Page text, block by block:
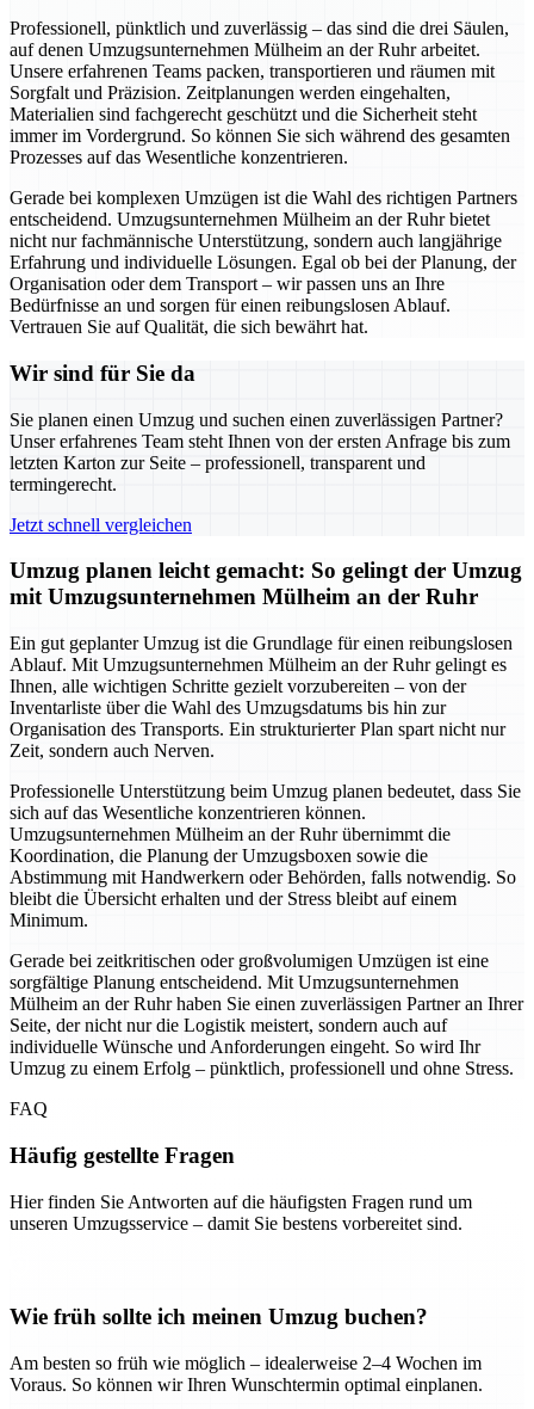
Professionell, pünktlich und zuverlässig – das sind die drei Säulen,
auf denen Umzugsunternehmen Mülheim an der Ruhr arbeitet.
Unsere erfahrenen Teams packen, transportieren und räumen mit
Sorgfalt und Präzision. Zeitplanungen werden eingehalten,
Materialien sind fachgerecht geschützt und die Sicherheit steht
immer im Vordergrund. So können Sie sich während des gesamten
Prozesses auf das Wesentliche konzentrieren.
Gerade bei komplexen Umzügen ist die Wahl des richtigen Partners
entscheidend. Umzugsunternehmen Mülheim an der Ruhr bietet
nicht nur fachmännische Unterstützung, sondern auch langjährige
Erfahrung und individuelle Lösungen. Egal ob bei der Planung, der
Organisation oder dem Transport – wir passen uns an Ihre
Bedürfnisse an und sorgen für einen reibungslosen Ablauf.
Vertrauen Sie auf Qualität, die sich bewährt hat.
Wir sind für Sie da
Sie planen einen Umzug und suchen einen zuverlässigen Partner?
Unser erfahrenes Team steht Ihnen von der ersten Anfrage bis zum
letzten Karton zur Seite – professionell, transparent und
termingerecht.
Jetzt schnell vergleichen
Umzug planen leicht gemacht: So gelingt der Umzug
mit Umzugsunternehmen Mülheim an der Ruhr
Ein gut geplanter Umzug ist die Grundlage für einen reibungslosen
Ablauf. Mit Umzugsunternehmen Mülheim an der Ruhr gelingt es
Ihnen, alle wichtigen Schritte gezielt vorzubereiten – von der
Inventarliste über die Wahl des Umzugsdatums bis hin zur
Organisation des Transports. Ein strukturierter Plan spart nicht nur
Zeit, sondern auch Nerven.
Professionelle Unterstützung beim Umzug planen bedeutet, dass Sie
sich auf das Wesentliche konzentrieren können.
Umzugsunternehmen Mülheim an der Ruhr übernimmt die
Koordination, die Planung der Umzugsboxen sowie die
Abstimmung mit Handwerkern oder Behörden, falls notwendig. So
bleibt die Übersicht erhalten und der Stress bleibt auf einem
Minimum.
Gerade bei zeitkritischen oder großvolumigen Umzügen ist eine
sorgfältige Planung entscheidend. Mit Umzugsunternehmen
Mülheim an der Ruhr haben Sie einen zuverlässigen Partner an Ihrer
Seite, der nicht nur die Logistik meistert, sondern auch auf
individuelle Wünsche und Anforderungen eingeht. So wird Ihr
Umzug zu einem Erfolg – pünktlich, professionell und ohne Stress.
FAQ
Häufig gestellte Fragen
Hier finden Sie Antworten auf die häufigsten Fragen rund um
unseren Umzugsservice – damit Sie bestens vorbereitet sind.
Wie früh sollte ich meinen Umzug buchen?
Am besten so früh wie möglich – idealerweise 2–4 Wochen im
Voraus. So können wir Ihren Wunschtermin optimal einplanen.